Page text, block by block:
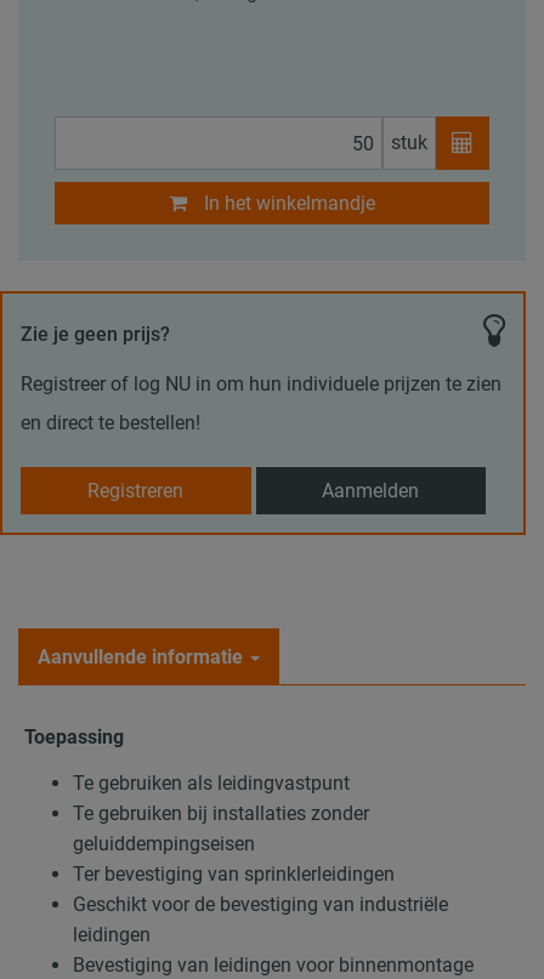
stuk
In het winkelmandje
Zie je geen prijs?
Registreer of log NU in om hun individuele prijzen te zien
en direct te bestellen!
Registreren Aanmelden
Aanvullende informatie
Toepassing
Te gebruiken als leidingvastpunt
Te gebruiken bij installaties zonder
geluiddempingseisen
Ter bevestiging van sprinklerleidingen
Geschikt voor de bevestiging van industriële
leidingen
Bevestiging van leidingen voor binnenmontage